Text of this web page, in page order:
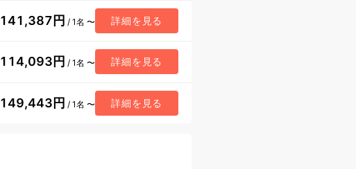
141,387円 / 1名 〜 詳細を見る
114,093円 / 1名 〜 詳細を見る
149,443円 / 1名 〜 詳細を見る